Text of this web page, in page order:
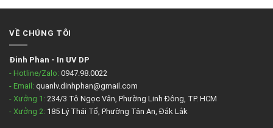
VỀ CHÚNG TÔI
Đinh Phan - In UV DP
- Hotline/Zalo: 0947.98.0022
- Email: quanlv.dinhphan@gmail.com
- Xưởng 1: 234/3 Tô Ngọc Vân, Phường Linh Đông, TP. HCM
- Xưởng 2: 185 Lý Thái Tổ, Phường Tân An, Đắk Lắk